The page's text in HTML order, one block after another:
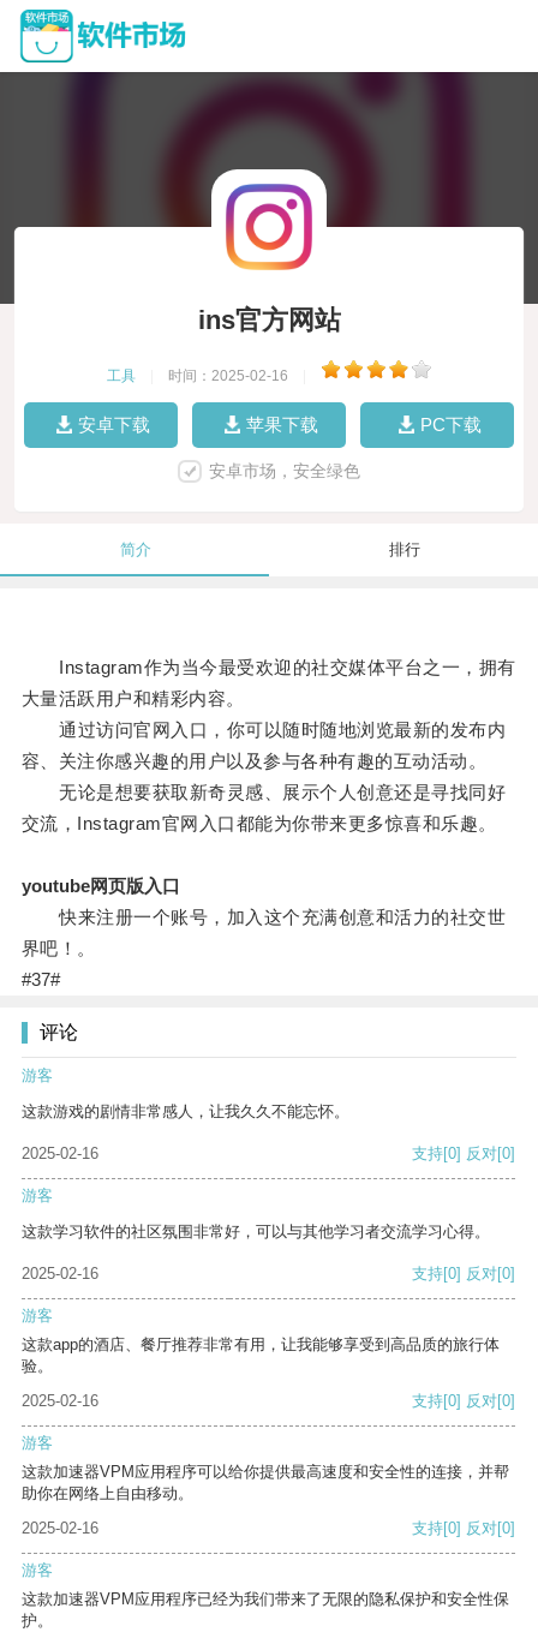
ins官方网站
工具 时间：2025-02-16
安卓下载 苹果下载 PC下载
安卓市场，安全绿色
简介 排行
Instagram作为当今最受欢迎的社交媒体平台之一，拥有
大量活跃用户和精彩内容。
通过访问官网入口，你可以随时随地浏览最新的发布内
容、关注你感兴趣的用户以及参与各种有趣的互动活动。
无论是想要获取新奇灵感、展示个人创意还是寻找同好
交流，Instagram官网入口都能为你带来更多惊喜和乐趣。
youtube网页版入口
快来注册一个账号，加入这个充满创意和活力的社交世
界吧！。
#37#
评论
游客
这款游戏的剧情非常感人，让我久久不能忘怀。
2025-02-16 支持[0] 反对[0]
游客
这款学习软件的社区氛围非常好，可以与其他学习者交流学习心得。
2025-02-16 支持[0] 反对[0]
游客
这款app的酒店、餐厅推荐非常有用，让我能够享受到高品质的旅行体
验。
2025-02-16
支持[0] 反对[0]
游客
这款加速器VPM应用程序可以给你提供最高速度和安全性的连接，并帮
助你在网络上自由移动。
2025-02-16
支持[0] 反对[0]
游客
这款加速器VPM应用程序已经为我们带来了无限的隐私保护和安全性保
护。